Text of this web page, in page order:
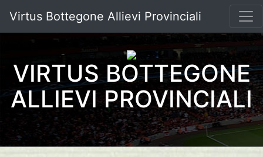
Virtus Bottegone Allievi Provinciali
VIRTUS BOTTEGONE
ALLIEVI PROVINCIALI